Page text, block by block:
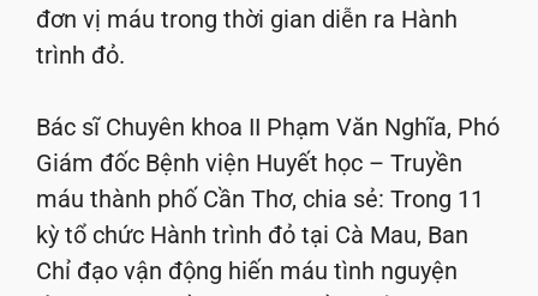
đơn vị máu trong thời gian diễn ra Hành
trình đỏ.
Bác sĩ Chuyên khoa II Phạm Văn Nghĩa, Phó
Giám đốc Bệnh viện Huyết học – Truyền
máu thành phố Cần Thơ, chia sẻ: Trong 11
kỳ tổ chức Hành trình đỏ tại Cà Mau, Ban
Chỉ đạo vận động hiến máu tình nguyện